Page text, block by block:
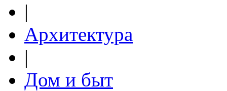
|
Архитектура
|
Дом и быт